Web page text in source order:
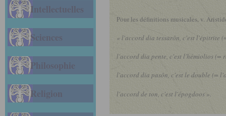
Intellectuelles
Sciences
Philosophie
Religion
Pour les définitions musicales, v.
« l'accord dia tessarôn, c'est l'épitrite
l'accord dia pente, c'est l'hémiolios (=
l'accord dia pasôn, c'est le double (=
l'accord de ton, c'est l'épogdoos ».